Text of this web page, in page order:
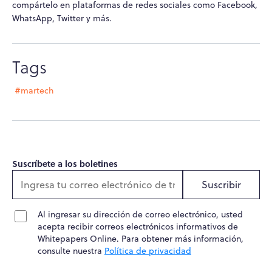
compártelo en plataformas de redes sociales como Facebook,
WhatsApp, Twitter y más.
Tags
#martech
Suscríbete a los boletines
Suscribir
Al ingresar su dirección de correo electrónico, usted
acepta recibir correos electrónicos informativos de
Whitepapers Online. Para obtener más información,
consulte nuestra Política de privacidad